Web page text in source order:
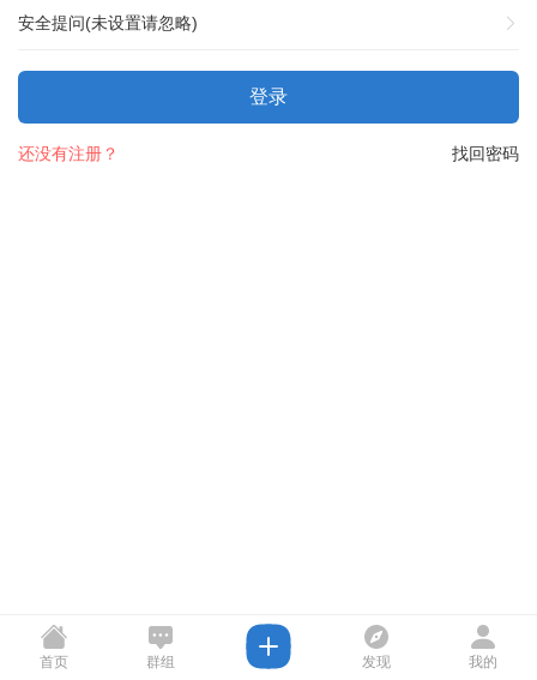
安全提问(未设置请忽略)
登录
找回密码
还没有注册？
首页 群组 发现 我的